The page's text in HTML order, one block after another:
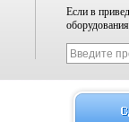
Если в